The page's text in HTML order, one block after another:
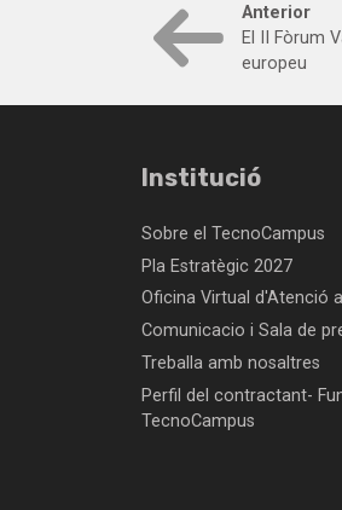
Anterior
El II Fòrum
europeu
Institució
Sobre el TecnoCampus
Pla Estratègic 2027
Oficina Virtual d'Atenció
Comunicacio i Sala de
Treballa amb nosaltres
Perfil del contractant-
TecnoCampus